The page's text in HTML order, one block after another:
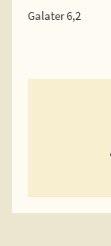
Galater 6,2